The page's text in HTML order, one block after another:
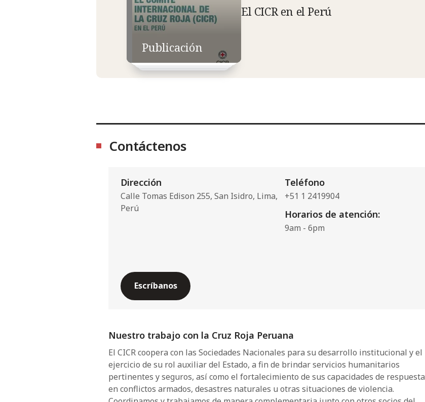
Publicación
El CICR en el Perú
Contáctenos
Dirección
Calle Tomas Edison 255, San Isidro, Lima,
Perú
Teléfono
+51 1 2419904
Horarios de atención:
9am - 6pm
Escríbanos
Nuestro trabajo con la Cruz Roja Peruana
El CICR coopera con las Sociedades Nacionales para su desarrollo institucional y el
ejercicio de su rol auxiliar del Estado, a fin de brindar servicios humanitarios
pertinentes y seguros, así como el fortalecimiento de sus capacidades de respuesta
en conflictos armados, desastres naturales u otras situaciones de violencia.